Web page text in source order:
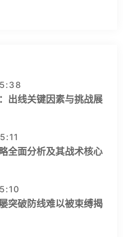
出线关键因素与挑战展
全面分析及其战术核心
突破防线难以被束缚揭